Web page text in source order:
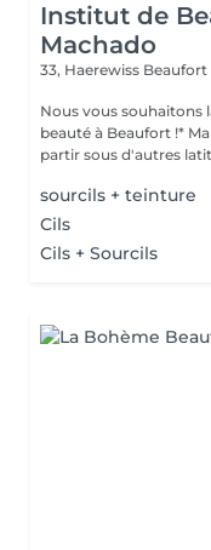
Institut de
Machado
33, Haerewiss Beaufort
Nous vous souhaitons
beauté à Beaufort !* Marquer une pause beauté et bien-être,
partir sous d'autres
sourcils + teinture
Cils
Cils + Sourcils